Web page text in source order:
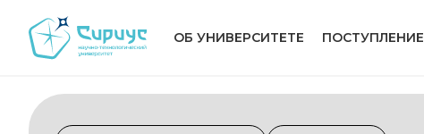
ОБ УНИВЕРСИТЕТЕ ПОСТУПЛЕНИЕ